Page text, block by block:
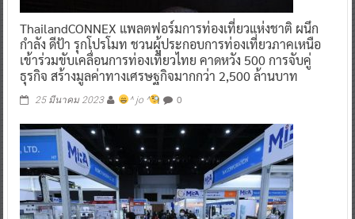
ThailandCONNEX แพลตฟอร์มการท่องเที่ยวแห่งชาติ ผนึก
กำลัง ดีป้า รุกโปรโมท ชวนผู้ประกอบการท่องเที่ยวภาคเหนือ
เข้าร่วมขับเคลื่อนการท่องเที่ยวไทย คาดหวัง 500 การจับคู่
ธุรกิจ สร้างมูลค่าทางเศรษฐกิจมากกว่า 2,500 ล้านบาท
25 มีนาคม 2023 ^ jo ^ 0